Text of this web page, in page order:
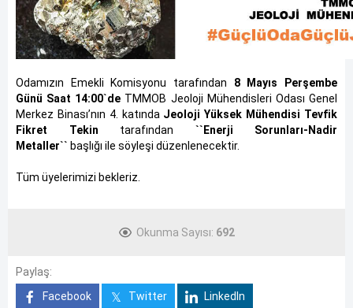
Odamızın Emekli Komisyonu tarafından 8 Mayıs Perşembe
Günü Saat 14:00`de TMMOB Jeoloji Mühendisleri Odası Genel
Merkez Binası’nın 4. katında Jeoloji Yüksek Mühendisi Tevfik
Fikret Tekin tarafından ``Enerji Sorunları-Nadir
Metaller`` başlığı ile söyleşi düzenlenecektir.
Tüm üyelerimizi bekleriz.
Okunma Sayısı: 692
Paylaş:
Facebook
Twitter
LinkedIn